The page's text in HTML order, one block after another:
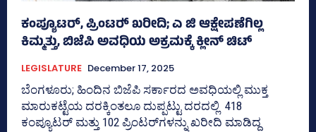
ಕಂಪ್ಯೂಟರ್, ಪ್ರಿಂಟರ್‍‌ ಖರೀದಿ; ಎ ಜಿ ಆಕ್ಷೇಪಣೆಗಿಲ್ಲ
ಕಿಮ್ಮತ್ತು, ಬಿಜೆಪಿ ಅವಧಿಯ ಅಕ್ರಮಕ್ಕೆ ಕ್ಲೀನ್‌ ಚಿಟ್‌
LEGISLATURE December 17, 2025
ಬೆಂಗಳೂರು; ಹಿಂದಿನ ಬಿಜೆಪಿ ಸರ್ಕಾರದ ಅವಧಿಯಲ್ಲಿ ಮುಕ್ತ
ಮಾರುಕಟ್ಟೆಯ ದರಕ್ಕಿಂತಲೂ ದುಪ್ಪಟ್ಟು ದರದಲ್ಲಿ 418
ಕಂಪ್ಯೂಟರ್‍‌ ಮತ್ತು 102 ಪ್ರಿಂಟರ್‍‌ಗಳನ್ನು ಖರೀದಿ ಮಾಡಿದ್ದ